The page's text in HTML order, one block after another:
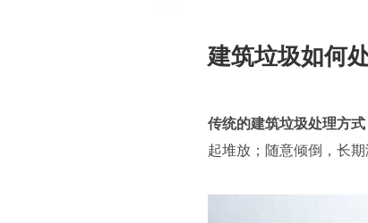
建筑垃圾如何
传统的建筑垃圾处理方式
起堆放；随意倾倒，长期